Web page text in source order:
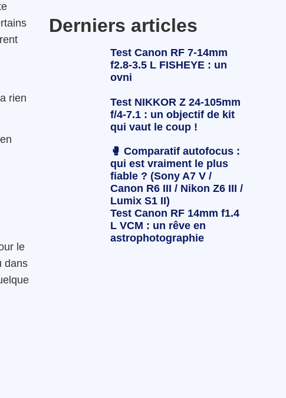
rien
le
dans
Derniers articles
Test Canon RF 7-14mm
f2.8-3.5 L FISHEYE : un
ovni
Test NIKKOR Z 24-105mm
f/4-7.1 : un objectif de kit
qui vaut le coup !
🥊 Comparatif autofocus :
qui est vraiment le plus
fiable ? (Sony A7 V /
Canon R6 III / Nikon Z6 III /
Lumix S1 II)
Test Canon RF 14mm f1.4
L VCM : un rêve en
astrophotographie